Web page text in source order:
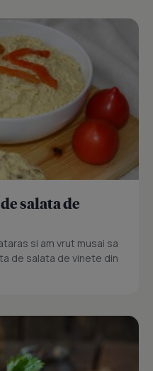
salata de
si am vrut musai sa
de salata de vinete din